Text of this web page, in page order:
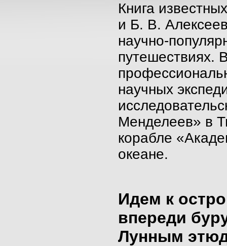
Книга
и Б. В.
научно-
путешествиях.
научных
Менделеев» в
корабле
океане.
Идем к
впереди
Лунным